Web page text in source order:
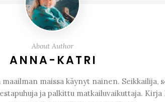
About Author
ANNA-KATRI
maissa käynyt nainen. Seikkailija,
ja palkittu matkailuvaikuttaja. Kirja